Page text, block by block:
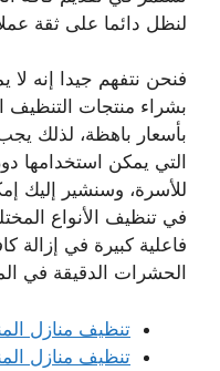
لنظل دائما على ثقة
فنحن نتفهم جيدا إنه
بشراء منتجات التنظيف
بأسعار باهظة، لذلك
التي يمكن استخدامها
للأسرة، وسنشير إليك
في تنظيف الأنواع
فاعلية كبيرة في إزالة
الحشرات الدقيقة في
تنظيف منازل
تنظيف منازل